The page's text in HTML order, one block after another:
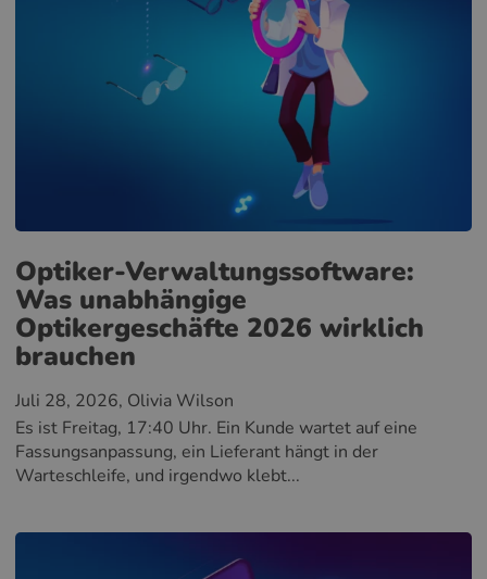
Optiker-Verwaltungssoftware:
Was unabhängige
Optikergeschäfte 2026 wirklich
brauchen
Juli 28, 2026, Olivia Wilson
Es ist Freitag, 17:40 Uhr. Ein Kunde wartet auf eine
Fassungsanpassung, ein Lieferant hängt in der
Warteschleife, und irgendwo klebt...